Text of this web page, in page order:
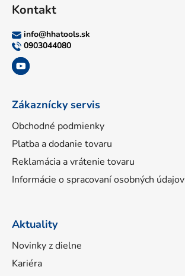
Kontakt
info@hhatools.sk
0903044080
Zákaznícky servis
Obchodné podmienky
Platba a dodanie tovaru
Reklamácia a vrátenie tovaru
Informácie o spracovaní osobných údajov
Aktuality
Novinky z dielne
Kariéra